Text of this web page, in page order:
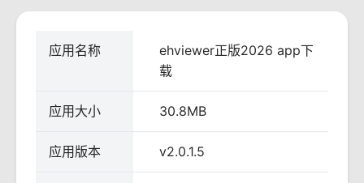
应用名称
ehviewer正版2026 app下
载
应用大小 30.8MB
应用版本 v2.0.1.5